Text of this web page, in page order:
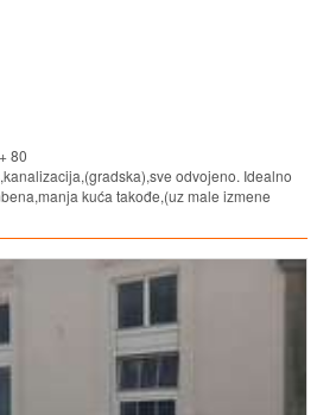
80
odvojeno. Idealno
kuća takođe,(uz male izmene